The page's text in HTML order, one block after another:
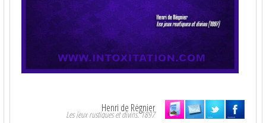
Henri de Régnier
Les jeux rustiques et divins. 1897